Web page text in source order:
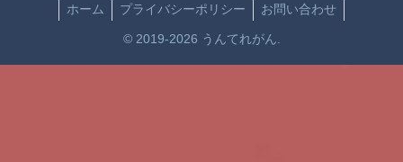
ホーム プライバシーポリシー お問い合わせ
© 2019-2026 うんてれがん.